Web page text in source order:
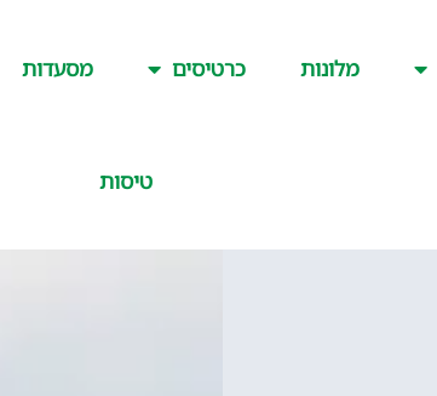
מלונות כרטיסים מסעדות
טיסות